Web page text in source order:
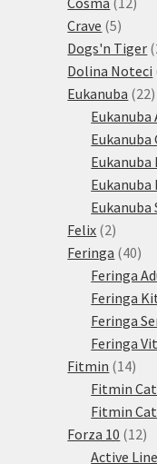
Crave 55
Dogs'n Tiger
Dolina Noteci
Eukanuba 2222
Eukanuba
Eukanuba
Eukanuba
Felix 22
Feringa 4040
Feringa
Feringa
Feringa
Feringa
Fitmin 1414
Fitmin
Fitmin
Forza 10 1212
Active Line